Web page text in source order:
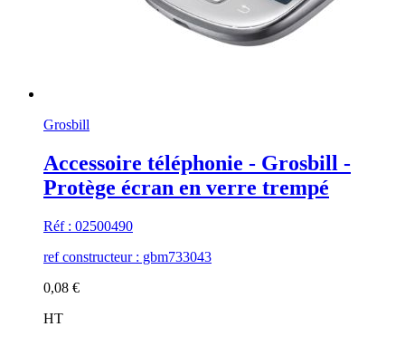
Grosbill
Accessoire téléphonie - Grosbill -
Protège écran en verre trempé
Réf : 02500490
ref constructeur : gbm733043
0,08 €
HT